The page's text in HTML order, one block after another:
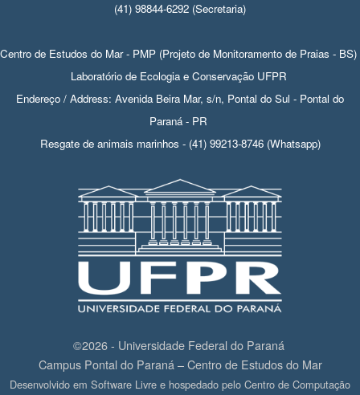
(41) 98844-6292 (Secretaria)
Centro de Estudos do Mar - PMP (Projeto de Monitoramento de Praias - BS)
Laboratório de Ecologia e Conservação UFPR
Endereço / Address: Avenida Beira Mar, s/n, Pontal do Sul - Pontal do
Paraná - PR
Resgate de animais marinhos - (41) 99213-8746 (Whatsapp)
©2026 - Universidade Federal do Paraná
Campus Pontal do Paraná – Centro de Estudos do Mar
Desenvolvido em Software Livre e hospedado pelo Centro de Computação